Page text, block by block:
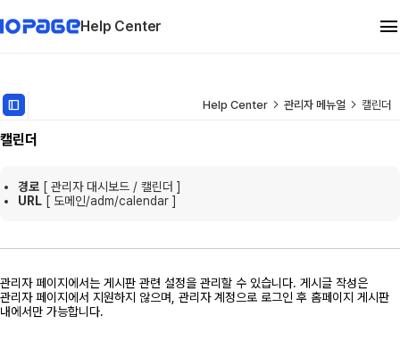
Help Center
FAQ
dock_to_right Help Center 관리자 메뉴얼 캘린더
캘린더
경로 [ 관리자 대시보드 / 캘린더 ]
URL [ 도메인/adm/calendar ]
관리자 페이지에서는 게시판 관련 설정을 관리할 수 있습니다. 게시글 작성은
관리자 페이지에서 지원하지 않으며, 관리자 계정으로 로그인 후 홈페이지 게시판
내에서만 가능합니다.